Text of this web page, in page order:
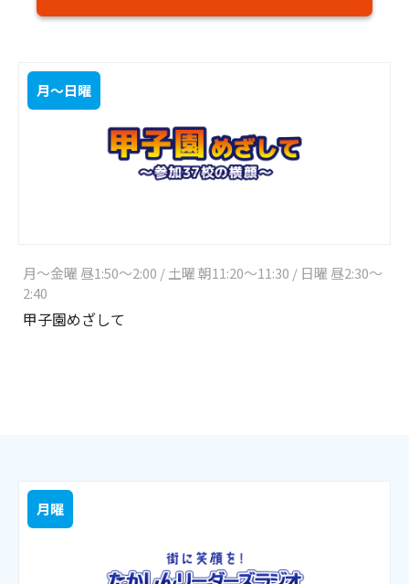
月～日曜
月～金曜 昼1:50～2:00 / 土曜 朝11:20～11:30 / 日曜 昼2:30～
2:40
甲子園めざして
月曜